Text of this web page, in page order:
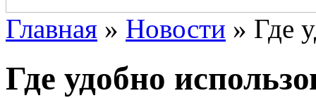
Главная » Новости » Где
Где удобно